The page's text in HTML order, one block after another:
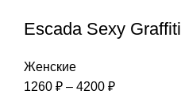
Escada Sexy Graffiti
Женские
1260 ₽ – 4200 ₽Диапазон